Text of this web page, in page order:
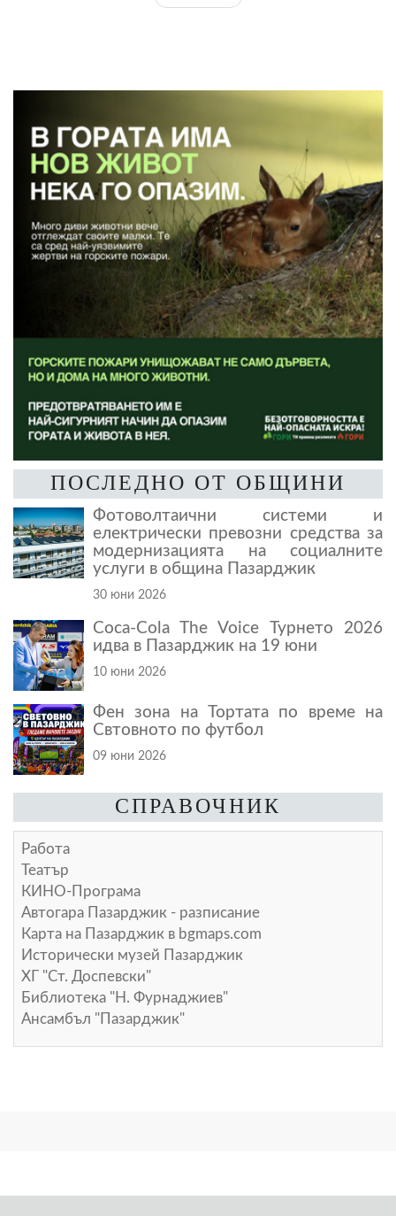
ПОСЛЕДНО ОТ ОБЩИНИ
Фотоволтаични системи и
електрически превозни средства за
модернизацията на социалните
услуги в община Пазарджик
30 юни 2026
Coca-Cola The Voice Турнето 2026
идва в Пазарджик на 19 юни
10 юни 2026
Фен зона на Тортата по време на
Свтовното по футбол
09 юни 2026
СПРАВОЧНИК
Работа
Театър
КИНО-Програма
Автогара Пазарджик - разписание
Карта на Пазарджик в bgmaps.com
Исторически музей Пазарджик
ХГ "Ст. Доспевски"
Библиотека "Н. Фурнаджиев"
Ансамбъл "Пазарджик"